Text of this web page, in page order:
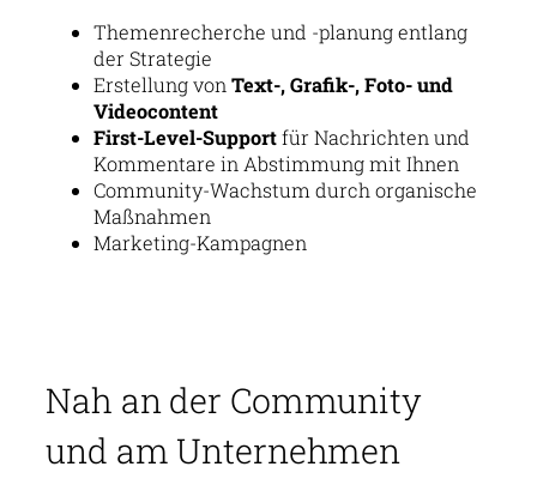
Themenrecherche und -planung entlang
der Strategie
Erstellung von Text-, Grafik-, Foto- und
Videocontent
First-Level-Supportfür Nachrichten und
Kommentare in Abstimmung mit Ihnen
Community-Wachstum durch organische
Maßnahmen
Marketing-Kampagnen
Nah an der Community
und am Unternehmen